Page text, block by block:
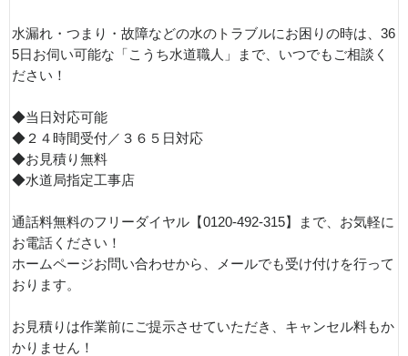
水漏れ・つまり・故障などの水のトラブルにお困りの時は、36
5日お伺い可能な「こうち水道職人」まで、いつでもご相談く
ださい！
◆当日対応可能
◆２４時間受付／３６５日対応
◆お見積り無料
◆水道局指定工事店
通話料無料のフリーダイヤル【0120-492-315】まで、お気軽に
お電話ください！
ホームページお問い合わせから、メールでも受け付けを行って
おります。
お見積りは作業前にご提示させていただき、キャンセル料もか
かりません！